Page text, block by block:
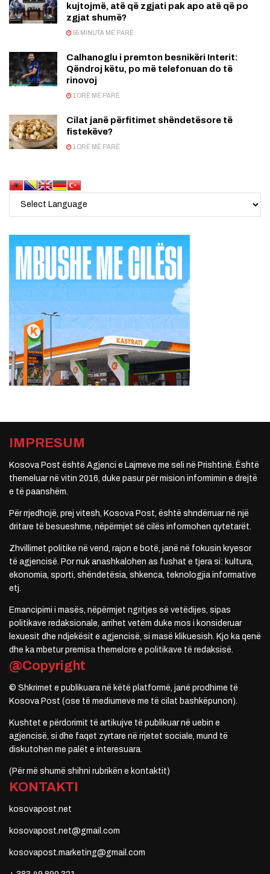
kujtojmë, atë që zgjati pak apo atë që po
zgjat shumë?
55 MINUTA MË PARË
Calhanoglu i premton besnikëri Interit:
Qëndroj këtu, po më telefonuan do të
rinovoj
1 ORË MË PARË
Cilat janë përfitimet shëndetësore të
fistekëve?
1 ORË MË PARË
IMPRESUM
Kosova Post është Agjenci e Lajmeve me seli në Prishtinë. Është
themeluar në vitin 2016, duke pasur për mision informimin e drejtë
e të paanshëm.
Për rrjedhojë, prej vitesh, Kosova Post, është shndërruar në një
dritare të besueshme, nëpërmjet së cilës informohen qytetarët.
Zhvillimet politike në vend, rajon e botë, janë në fokusin kryesor
të agjencisë. Por nuk anashkalohen as fushat e tjera si: kultura,
ekonomia, sporti, shëndetësia, shkenca, teknologjia informative
etj.
Emancipimi i masës, nëpërmjet ngritjes së vetëdijes, sipas
politikave redaksionale, arrihet vetëm duke mos i konsideruar
lexuesit dhe ndjekësit e agjencisë, si masë klikuesish. Kjo ka qenë
dhe ka mbetur premisa themelore e politikave të redaksisë.
@Copyright
© Shkrimet e publikuara në këtë platformë, janë prodhime të
Kosova Post (ose të mediumeve me të cilat bashkëpunon).
Kushtet e përdorimit të artikujve të publikuar në uebin e
agjencisë, si dhe faqet zyrtare në rrjetet sociale, mund të
diskutohen me palët e interesuara.
(Për më shumë shihni rubrikën e kontaktit)
KONTAKTI
kosovapost.net
kosovapost.net@gmail.com
kosovapost.marketing@gmail.com